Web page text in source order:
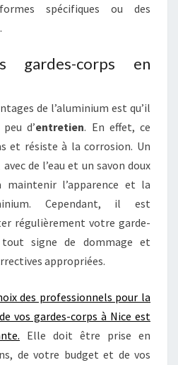
spécifiques ou des
gardes-corps en
de l’aluminium est qu’il
d’entretien. En effet, ce
et résiste à la corrosion. Un
de l’eau et un savon doux
l’apparence et la
Cependant, il est
régulièrement votre garde-
signe de dommage et
appropriées.
des professionnels pour la
vos gardes-corps à Nice est
Elle doit être prise en
de votre budget et de vos